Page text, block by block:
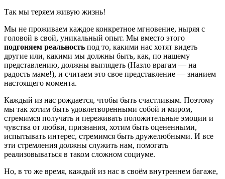
Так мы теряем живую жизнь!
Мы не проживаем каждое конкретное мгновение, ныряя с
головой в свой, уникальный опыт. Мы вместо этого
подгоняем реальность под то, какими нас хотят видеть
другие или, какими мы должны быть, как, по нашему
представлению, должны выглядеть (Назло врагам — на
радость маме!), и считаем это свое представление — знанием
настоящего момента.
Каждый из нас рождается, чтобы быть счастливым. Поэтому
мы так хотим быть удовлетворенными собой и миром,
стремимся получать и переживать положительные эмоции и
чувства от любви, признания, хотим быть оцененными,
испытывать интерес, стремимся быть дружелюбными. И все
эти стремления должны служить нам, помогать
реализовываться в таком сложном социуме.
Но, в то же время, каждый из нас в своём внутреннем багаже,